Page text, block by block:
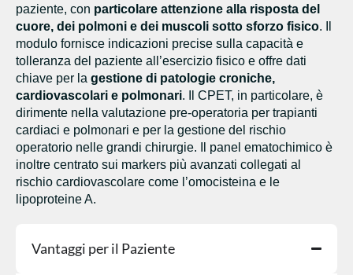
paziente, con particolare attenzione alla risposta del
cuore, dei polmoni e dei muscoli sotto sforzo fisico. Il
modulo fornisce indicazioni precise sulla capacità e
tolleranza del paziente all’esercizio fisico e offre dati
chiave per la gestione di patologie croniche,
cardiovascolari e polmonari. Il CPET, in particolare, è
dirimente nella valutazione pre-operatoria per trapianti
cardiaci e polmonari e per la gestione del rischio
operatorio nelle grandi chirurgie. Il panel ematochimico è
inoltre centrato sui markers più avanzati collegati al
rischio cardiovascolare come l’omocisteina e le
lipoproteine A.
Vantaggi per il Paziente